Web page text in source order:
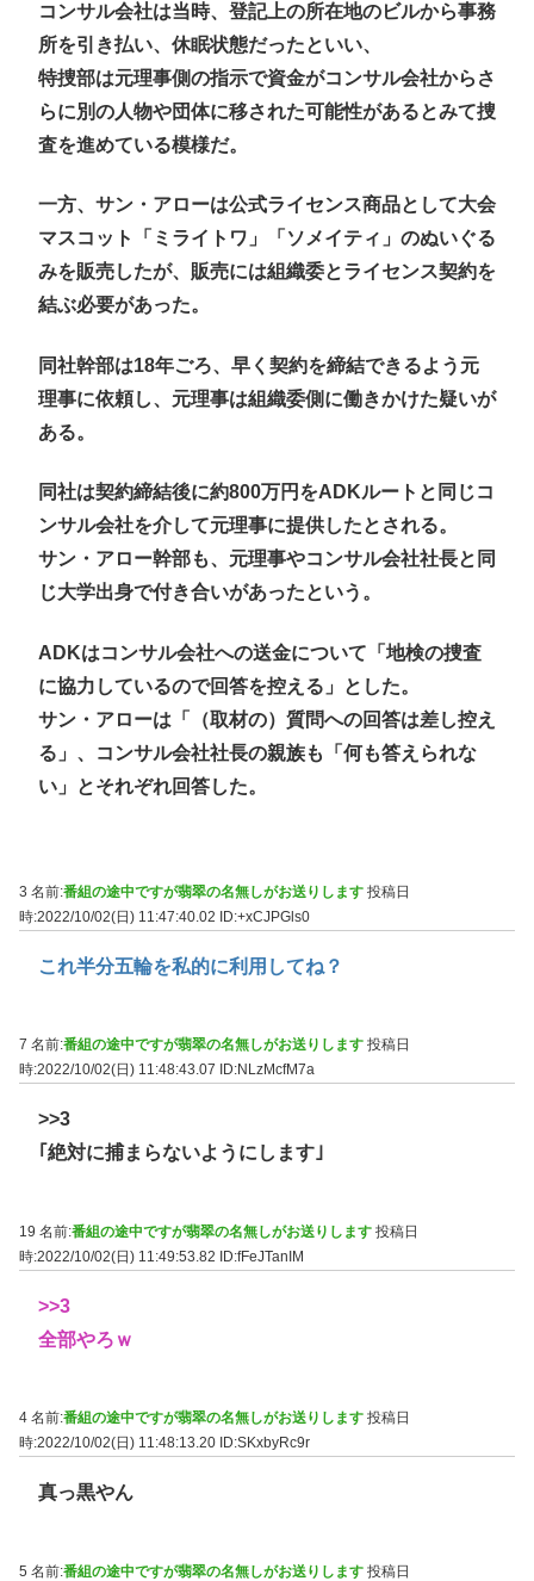
コンサル会社は当時、登記上の所在地のビルから事務
所を引き払い、休眠状態だったといい、
特捜部は元理事側の指示で資金がコンサル会社からさ
らに別の人物や団体に移された可能性があるとみて捜
査を進めている模様だ。
一方、サン・アローは公式ライセンス商品として大会
マスコット「ミライトワ」「ソメイティ」のぬいぐる
みを販売したが、販売には組織委とライセンス契約を
結ぶ必要があった。
同社幹部は18年ごろ、早く契約を締結できるよう元
理事に依頼し、元理事は組織委側に働きかけた疑いが
ある。
同社は契約締結後に約800万円をADKルートと同じコ
ンサル会社を介して元理事に提供したとされる。
サン・アロー幹部も、元理事やコンサル会社社長と同
じ大学出身で付き合いがあったという。
ADKはコンサル会社への送金について「地検の捜査
に協力しているので回答を控える」とした。
サン・アローは「（取材の）質問への回答は差し控え
る」、コンサル会社社長の親族も「何も答えられな
い」とそれぞれ回答した。
3 名前:番組の途中ですが翡翠の名無しがお送りします 投稿日
時:2022/10/02(日) 11:47:40.02 ID:+xCJPGls0
これ半分五輪を私的に利用してね？
7 名前:番組の途中ですが翡翠の名無しがお送りします 投稿日
時:2022/10/02(日) 11:48:43.07
ID:NLzMcfM7a
>>3
｢絶対に捕まらないようにします｣
19 名前:番組の途中ですが翡翠の名無しがお送りします 投稿日
時:2022/10/02(日) 11:49:53.82 ID:fFeJTanIM
>>3
全部やろｗ
4 名前:番組の途中ですが翡翠の名無しがお送りします 投稿日
時:2022/10/02(日) 11:48:13.20 ID:SKxbyRc9r
真っ黒やん
5 名前:番組の途中ですが翡翠の名無しがお送りします 投稿日